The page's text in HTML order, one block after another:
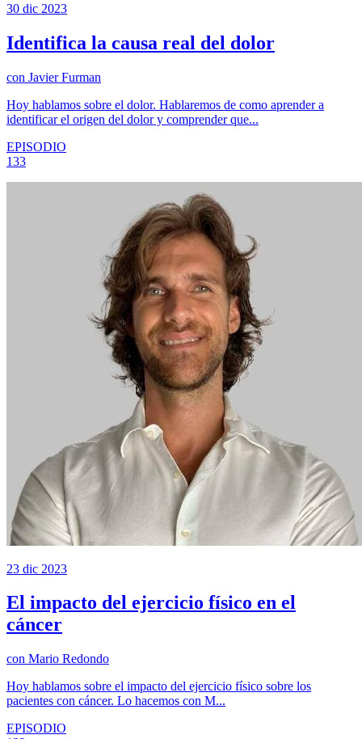
30 dic 2023
Identifica la causa real del dolor
con Javier Furman
Hoy hablamos sobre el dolor. Hablaremos de como aprender a
identificar el origen del dolor y comprender que...
EPISODIO
133
23 dic 2023
El impacto del ejercicio físico en el
cáncer
con Mario Redondo
Hoy hablamos sobre el impacto del ejercicio físico sobre los
pacientes con cáncer. Lo hacemos con M...
EPISODIO